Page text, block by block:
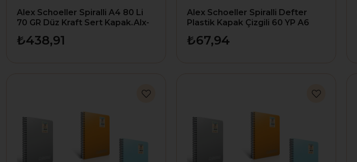
Alex Schoeller Spiralli A4 80 Li
70 GR Düz Kraft Sert Kapak.Alx-
₺438,91
Alex Schoeller Spiralli Defter
Plastik Kapak Çizgili 60 YP A6
₺67,94